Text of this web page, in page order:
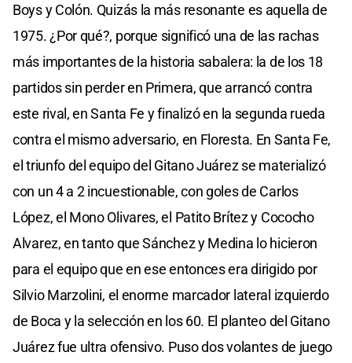
Boys y Colón. Quizás la más resonante es aquella de
1975. ¿Por qué?, porque significó una de las rachas
más importantes de la historia sabalera: la de los 18
partidos sin perder en Primera, que arrancó contra
este rival, en Santa Fe y finalizó en la segunda rueda
contra el mismo adversario, en Floresta. En Santa Fe,
el triunfo del equipo del Gitano Juárez se materializó
con un 4 a 2 incuestionable, con goles de Carlos
López, el Mono Olivares, el Patito Brítez y Cococho
Alvarez, en tanto que Sánchez y Medina lo hicieron
para el equipo que en ese entonces era dirigido por
Silvio Marzolini, el enorme marcador lateral izquierdo
de Boca y la selección en los 60. El planteo del Gitano
Juárez fue ultra ofensivo. Puso dos volantes de juego